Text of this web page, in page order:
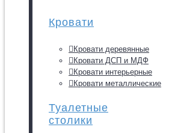
Кровати
Кровати деревянные
Кровати ДСП и МДФ
Кровати интерьерные
Кровати металлические
Туалетные
столики